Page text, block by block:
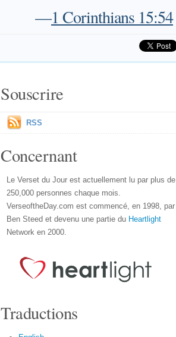
—1 Corinthians 15:54
Souscrire
RSS
Concernant
Le Verset du Jour est actuellement lu par plus de
250,000 personnes chaque mois.
VerseoftheDay.com est commencé, en 1998, par
Ben Steed et devenu une partie du Heartlight
Network en 2000.
Traductions